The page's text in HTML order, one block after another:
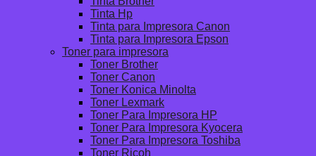
Tinta Hp
Tinta para Impresora Canon
Tinta para Impresora Epson
Toner para impresora
Toner Brother
Toner Canon
Toner Konica Minolta
Toner Lexmark
Toner Para Impresora HP
Toner Para Impresora Kyocera
Toner Para Impresora Toshiba
Toner Ricoh